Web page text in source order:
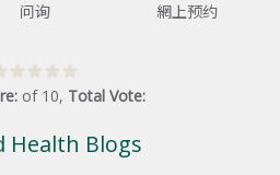
问询 網上预约
of 10, Total Vote:
Health Blogs